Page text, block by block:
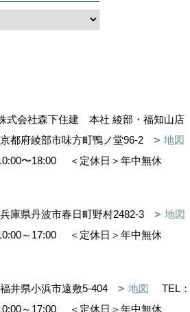
式会社森下住建 本社 綾部・福知山店
京都府綾部市味方町鴨ノ堂96-2 地図
〜18:00
＜定休日＞年中無休
兵庫県丹波市春日町野村2482-3 地図
～17:00
＜定休日＞年中無休
福井県小浜市遠敷5-404 地図 TEL：
～17:00
＜定休日＞年中無休